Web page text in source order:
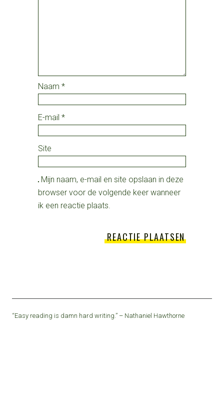
Naam *
E-mail *
Site
Mijn naam, e-mail en site opslaan in deze
browser voor de volgende keer wanneer
ik een reactie plaats.
“Easy reading is damn hard writing.” – Nathaniel Hawthorne